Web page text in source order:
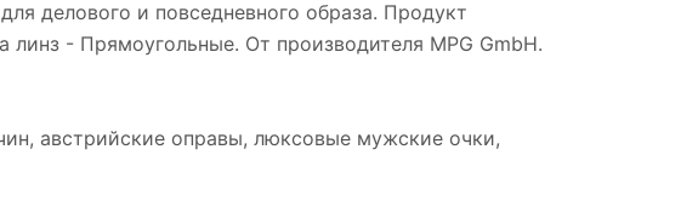
делового и повседневного образа. Продукт
- Прямоугольные. От производителя MPG GmbH.
австрийские оправы, люксовые мужские очки,